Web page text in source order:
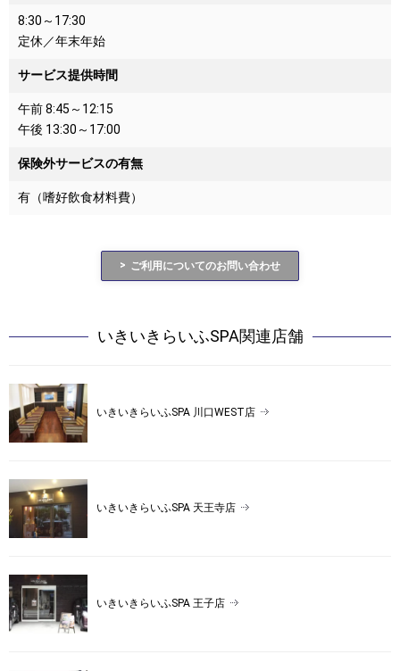
8:30～17:30
定休／年末年始
サービス提供時間
午前 8:45～12:15
午後 13:30～17:00
保険外サービスの有無
有（嗜好飲食材料費）
ご利用についてのお問い合わせ
いきいきらいふSPA関連店舗
いきいきらいふSPA 川口WEST店
いきいきらいふSPA 天王寺店
いきいきらいふSPA 王子店